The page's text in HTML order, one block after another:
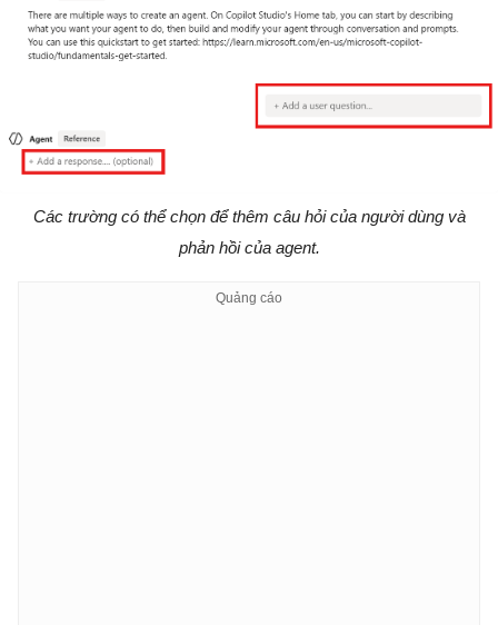
Các trường có thể chọn để thêm câu hỏi của người dùng và
phản hồi của agent.